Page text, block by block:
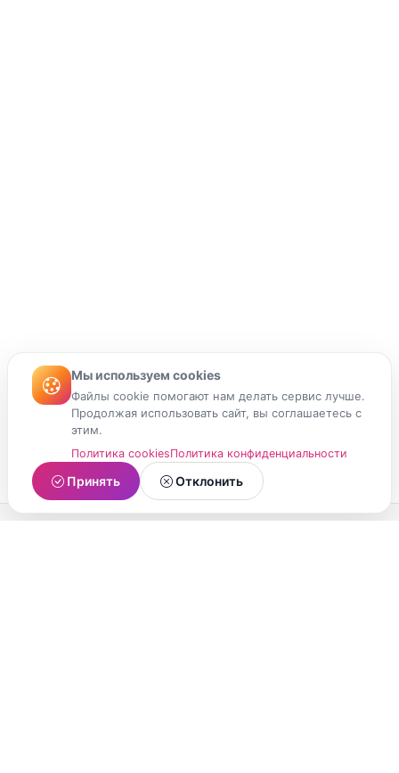
Мы используем cookies
Файлы cookie помогают нам делать сервис лучше.
Продолжая использовать сайт, вы соглашаетесь с
этим.
Политика cookiesПолитика конфиденциальности
Принять Отклонить